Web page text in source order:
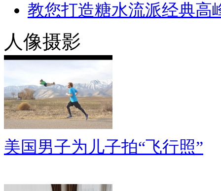
教您打造糖水流派经典高
人像摄影
美国男子为儿子拍“飞行照”